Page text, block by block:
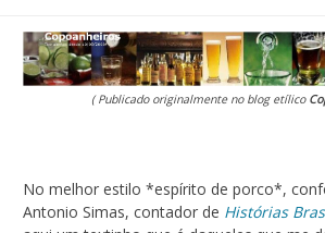
( Publicado originalmente no blog etílico
No melhor estilo *espírito de porco*,
Antonio Simas, contador de Histórias